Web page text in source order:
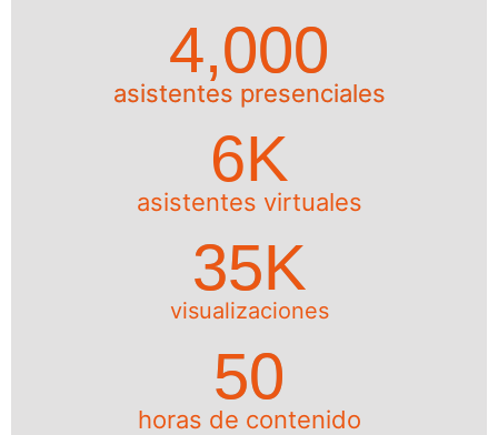
asistentes presenciales
4,000
asistentes virtuales
6K
visualizaciones
35K
horas de contenido
50